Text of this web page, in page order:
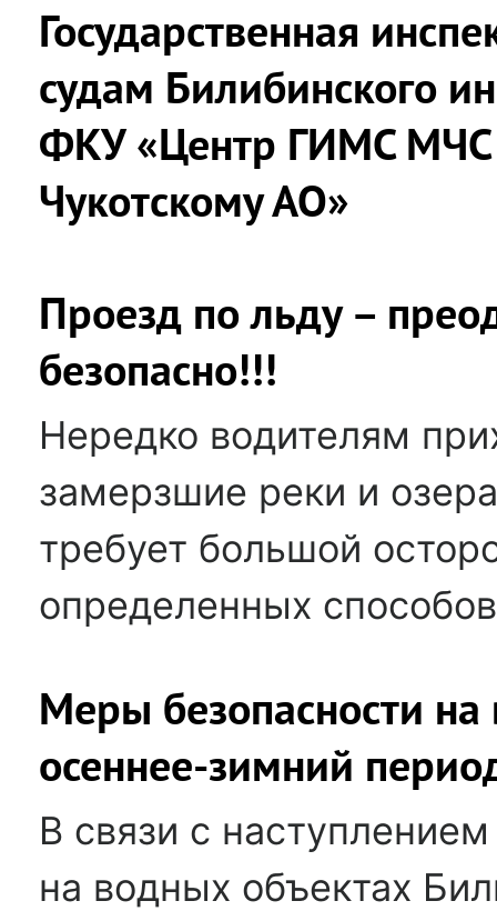
Государственная
судам Билибинского
ФКУ «Центр ГИМС МЧС
Чукотскому АО»
Проезд по льду –
безопасно!!!
Нередко водителям
замерзшие реки и
требует большой
определенных
Меры безопасности
осеннее-зимний
В связи с
на водных объектах